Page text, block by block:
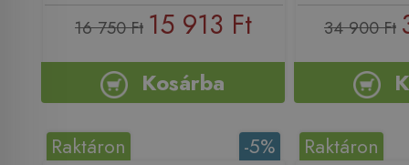
16 750 Ft 15 913 Ft
Kosárba
34 900 Ft
-5%
Raktáron Raktáron